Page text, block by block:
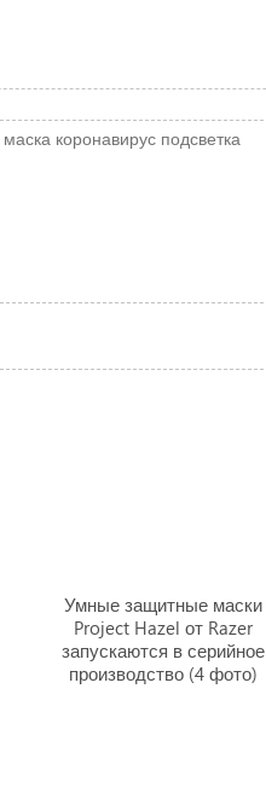
маска коронавирус подсветка
Умные защитные маски
Project Hazel от Razer
запускаются в серийное
производство (4 фото)